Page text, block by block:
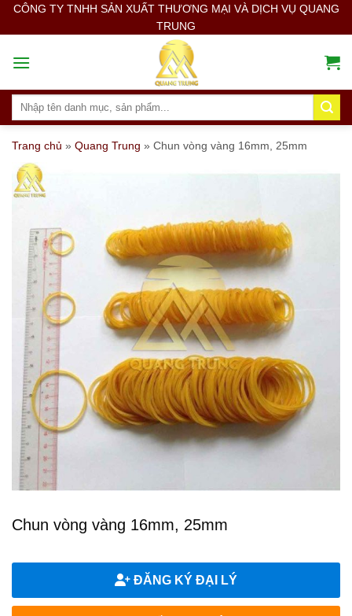
SkipCÔNG TY TNHH SẢN XUẤT THƯƠNG MẠI VÀ DỊCH VỤ QUANG
TRUNG
Search
Trang chủ » Quang Trung » Chun vòng vàng 16mm, 25mm
Chun vòng vàng 16mm, 25mm
ĐĂNG KÝ ĐẠI LÝ